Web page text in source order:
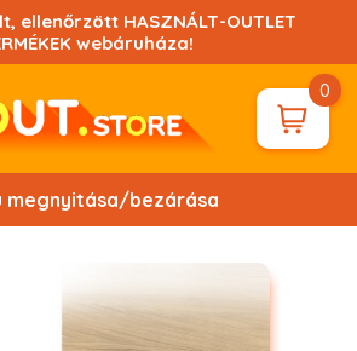
ellenőrzött HASZNÁLT-OUTLET
webáruháza!
0
megnyitása/bezárása